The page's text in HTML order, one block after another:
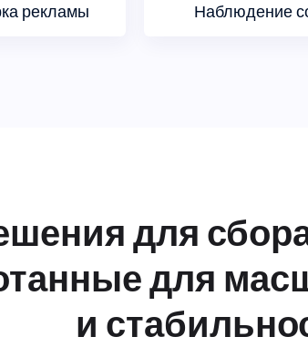
рекламы Наблюдение
для
для
и